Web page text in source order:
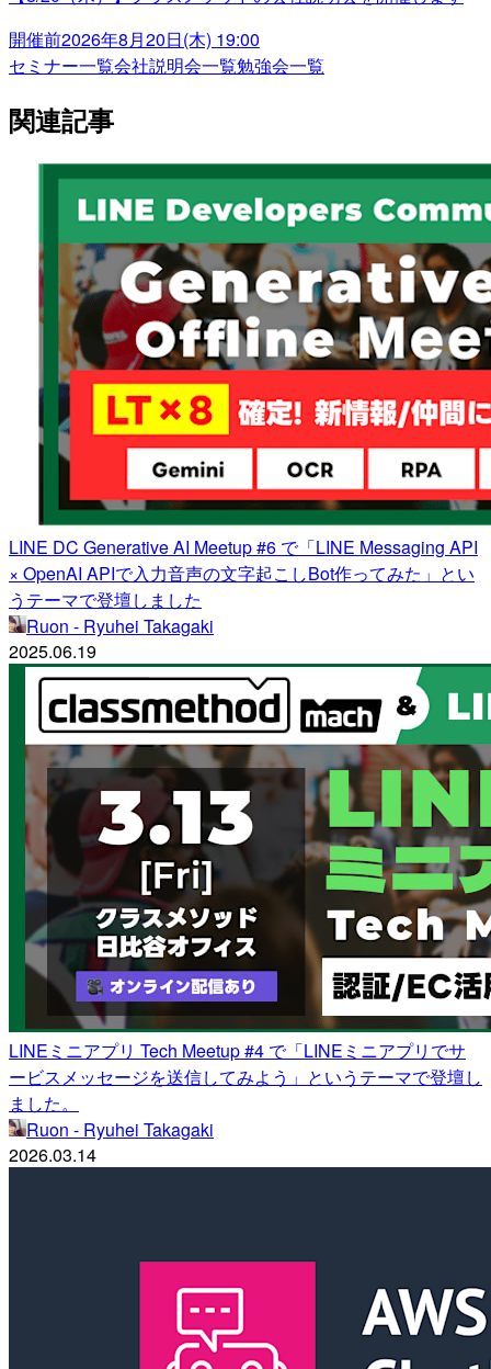
開催前2026年8月20日(木) 19:00
セミナー一覧会社説明会一覧勉強会一覧
関連記事
LINE DC Generative AI Meetup #6 で「LINE Messaging API
× OpenAI APIで入力音声の文字起こしBot作ってみた」とい
うテーマで登壇しました
Ruon - Ryuhei Takagaki
2025.06.19
LINEミニアプリ Tech Meetup #4 で「LINEミニアプリでサ
ービスメッセージを送信してみよう」というテーマで登壇し
ました。
Ruon - Ryuhei Takagaki
2026.03.14